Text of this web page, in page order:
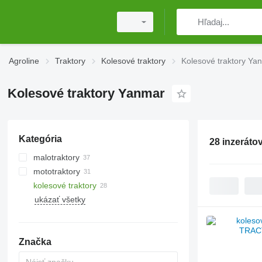
Agroline Traktory Kolesové traktory Kolesové traktory
Kolesové traktory Yanmar
Kategória
malotraktory
mototraktory
kolesové traktory
ukázať všetky
Značka
28